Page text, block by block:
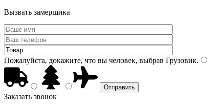
Вызвать замерщика
Пожалуйста, докажите, что вы человек, выбрав Грузовик.
Заказать звонок